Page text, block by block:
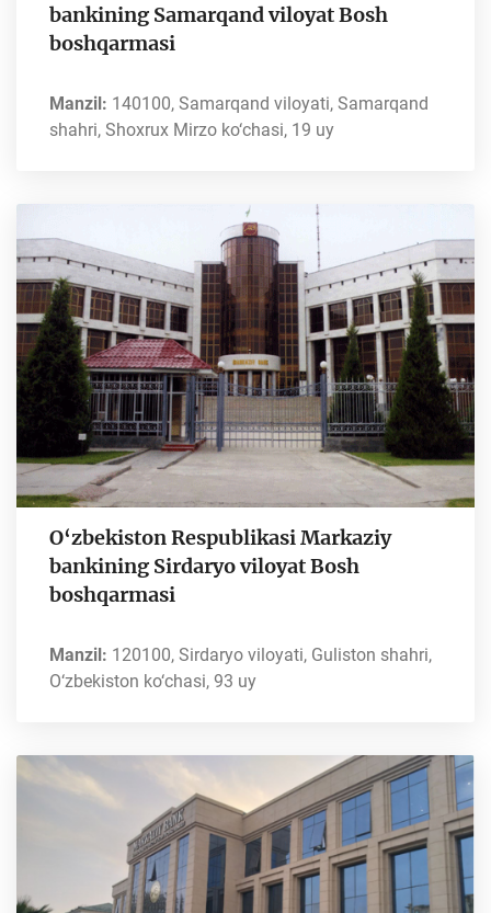
bankining Samarqand viloyat Bosh
boshqarmasi
Manzil: 140100, Samarqand viloyati, Samarqand
shahri, Shoxrux Mirzo ko‘chasi, 19 uy
O‘zbekiston Respublikasi Markaziy
bankining Sirdaryo viloyat Bosh
boshqarmasi
Manzil: 120100, Sirdaryo viloyati, Guliston shahri,
O‘zbekiston ko‘chasi, 93 uy